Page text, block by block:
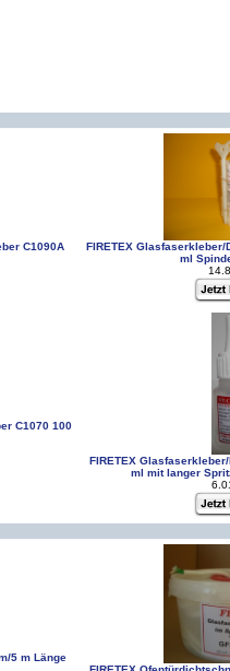
C1090A
FIRETEX
ml
C1070 100
FIRETEX
ml mit langer
5 m Länge